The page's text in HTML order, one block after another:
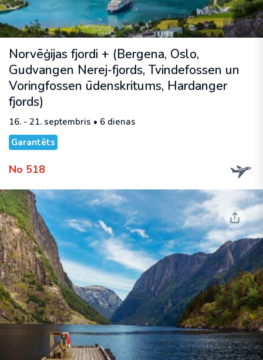
Norvēģijas fjordi + (Bergena, Oslo,
Gudvangen Nerej-fjords, Tvindefossen un
Voringfossen ūdenskritums, Hardanger
fjords)
16. - 21. septembris • 6 dienas
Garantēts
No 518